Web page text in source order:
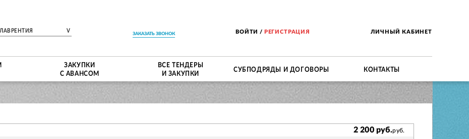
ЛАВРЕНТИЯ V ЗАКАЗАТЬ ЗВОНОК ВОЙТИ / РЕГИСТРАЦИЯ ЛИЧНЫЙ КАБИНЕТ
ЗАКУПКИ
С АВАНСОМ
ВСЕ ТЕНДЕРЫ
И ЗАКУПКИ
СУБПОДРЯДЫ И ДОГОВОРЫ КОНТАКТЫ
2 200 руб.руб.